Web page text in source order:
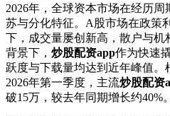
2026年，全球资本市场在经历
苏与分化特征。A股市场在政策
下，成交量屡创新高，散户与
背景下， 炒股配资app作为快速
跃度与下载量均达到近年峰值。
2026年第一季度，主流炒股配资
破15万，较去年同期增长约40%。